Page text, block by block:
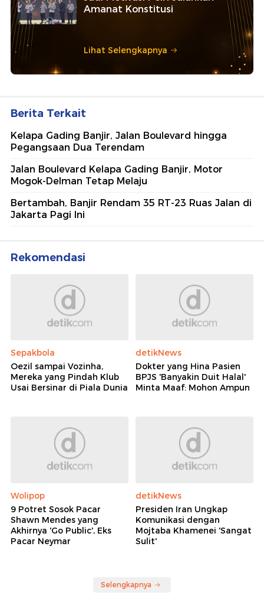
Amanat Konstitusi
Lihat Selengkapnya
Berita Terkait
Kelapa Gading Banjir, Jalan Boulevard hingga
Pegangsaan Dua Terendam
Jalan Boulevard Kelapa Gading Banjir, Motor
Mogok-Delman Tetap Melaju
Bertambah, Banjir Rendam 35 RT-23 Ruas Jalan di
Jakarta Pagi Ini
Rekomendasi
Sepakbola
Oezil sampai Vozinha,
Mereka yang Pindah Klub
Usai Bersinar di Piala Dunia
detikNews
Dokter yang Hina Pasien
BPJS 'Banyakin Duit Halal'
Minta Maaf: Mohon Ampun
Wolipop
9 Potret Sosok Pacar
Shawn Mendes yang
Akhirnya 'Go Public', Eks
Pacar Neymar
detikNews
Presiden Iran Ungkap
Komunikasi dengan
Mojtaba Khamenei 'Sangat
Sulit'
Selengkapnya